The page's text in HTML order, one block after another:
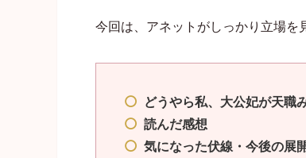
今回は、アネットがしっかり立場を
どうやら私、大公妃が天職
読んだ感想
気になった伏線・今後の展